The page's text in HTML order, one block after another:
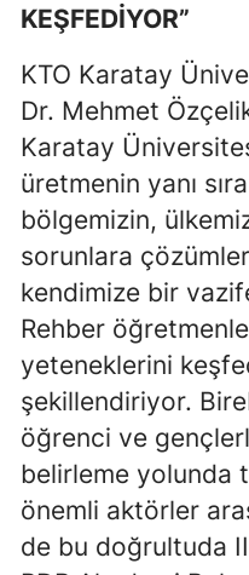
KEŞFEDİYOR”
KTO Karatay
Dr. Mehmet
Karatay
üretmenin yanı
bölgemizin,
sorunlara
kendimize bir
Rehber
yeteneklerini
şekillendiriyor.
öğrenci ve
belirleme yolunda
önemli aktörler
de bu doğrultuda